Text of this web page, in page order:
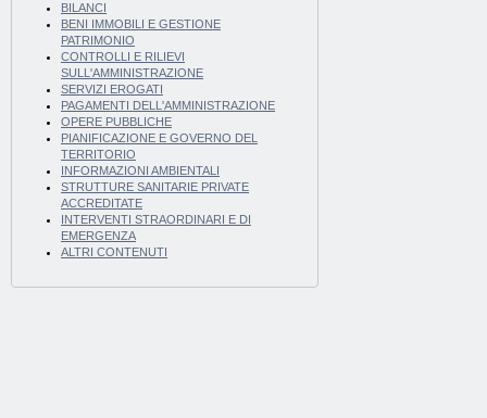
BILANCI
BENI IMMOBILI E GESTIONE
PATRIMONIO
CONTROLLI E RILIEVI
SULL'AMMINISTRAZIONE
SERVIZI EROGATI
PAGAMENTI DELL'AMMINISTRAZIONE
OPERE PUBBLICHE
PIANIFICAZIONE E GOVERNO DEL
TERRITORIO
INFORMAZIONI AMBIENTALI
STRUTTURE SANITARIE PRIVATE
ACCREDITATE
INTERVENTI STRAORDINARI E DI
EMERGENZA
ALTRI CONTENUTI